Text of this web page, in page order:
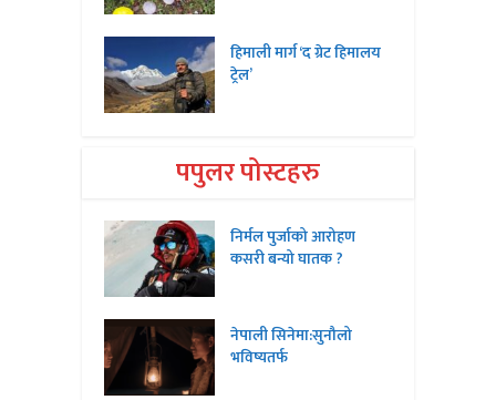
हिमाली मार्ग ‘द ग्रेट हिमालय
ट्रेल’
पपुलर पोस्टहरु
निर्मल पुर्जाको आरोहण
कसरी बन्यो घातक ?
नेपाली सिनेमा:सुनौलो
भविष्यतर्फ